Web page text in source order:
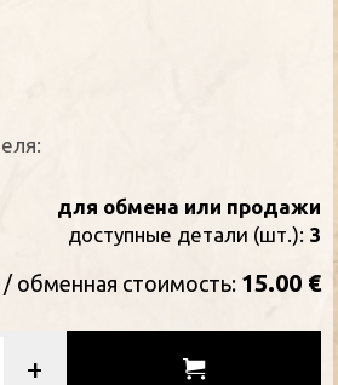
для обмена или продажи
доступные детали (шт.): 3
/ oбменная стоимость: 15.00 €
+